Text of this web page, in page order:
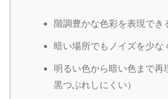
階調豊かな色彩を表現でき
暗い場所でもノイズを少な
明るい色から暗い色まで再
黒つぶれしにくい）